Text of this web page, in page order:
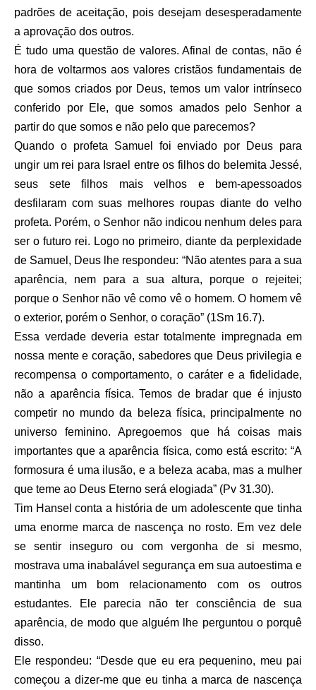
padrões de aceitação, pois desejam desesperadamente
a aprovação dos outros.
É tudo uma questão de valores. Afinal de contas, não é
hora de voltarmos aos valores cristãos fundamentais de
que somos criados por Deus, temos um valor intrínseco
conferido por Ele, que somos amados pelo Senhor a
partir do que somos e não pelo que parecemos?
Quando o profeta Samuel foi enviado por Deus para
ungir um rei para Israel entre os filhos do belemita Jessé,
seus sete filhos mais velhos e bem-apessoados
desfilaram com suas melhores roupas diante do velho
profeta. Porém, o Senhor não indicou nenhum deles para
ser o futuro rei. Logo no primeiro, diante da perplexidade
de Samuel, Deus lhe respondeu: “Não atentes para a sua
aparência, nem para a sua altura, porque o rejeitei;
porque o Senhor não vê como vê o homem. O homem vê
o exterior, porém o Senhor, o coração” (1Sm 16.7).
Essa verdade deveria estar totalmente impregnada em
nossa mente e coração, sabedores que Deus privilegia e
recompensa o comportamento, o caráter e a fidelidade,
não a aparência física. Temos de bradar que é injusto
competir no mundo da beleza física, principalmente no
universo feminino. Apregoemos que há coisas mais
importantes que a aparência física, como está escrito: “A
formosura é uma ilusão, e a beleza acaba, mas a mulher
que teme ao Deus Eterno será elogiada” (Pv 31.30).
Tim Hansel conta a história de um adolescente que tinha
uma enorme marca de nascença no rosto. Em vez dele
se sentir inseguro ou com vergonha de si mesmo,
mostrava uma inabalável segurança em sua autoestima e
mantinha um bom relacionamento com os outros
estudantes. Ele parecia não ter consciência de sua
aparência, de modo que alguém lhe perguntou o porquê
disso.
Ele respondeu: “Desde que eu era pequenino, meu pai
começou a dizer-me que eu tinha a marca de nascença